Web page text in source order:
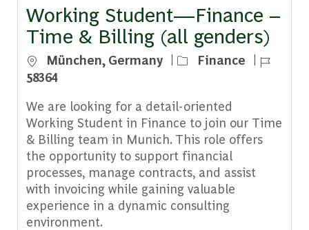
Working Student—Finance –
Time & Billing (all genders)
Location
München, Germany Category
Finance
Job Id
58364
We are looking for a detail-oriented
Working Student in Finance to join our Time
& Billing team in Munich. This role offers
the opportunity to support financial
processes, manage contracts, and assist
with invoicing while gaining valuable
experience in a dynamic consulting
environment.